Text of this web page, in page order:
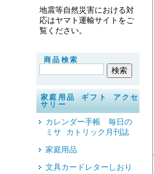
地震等自然災害における対
応はヤマト運輸サイトをご
覧ください。
商品検索
家庭用品 ギフト アクセ
サリー
カレンダー手帳 毎日の
ミサ カトリック月刊誌
家庭用品
文具カードレターしおり